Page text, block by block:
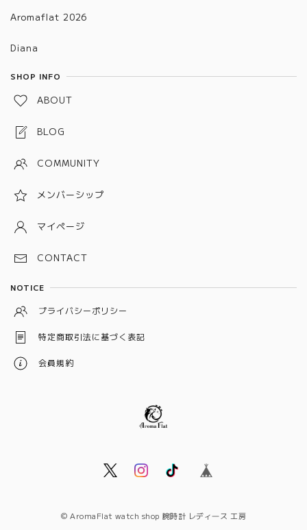
グラデーション
パープル
グレー
ホワイト
Aromaflat 2026
Diana
SHOP INFO
ABOUT
BLOG
COMMUNITY
メンバーシップ
マイページ
CONTACT
NOTICE
プライバシーポリシー
特定商取引法に基づく表記
会員規約
© AromaFlat watch shop 腕時計 レディ―ス 工房